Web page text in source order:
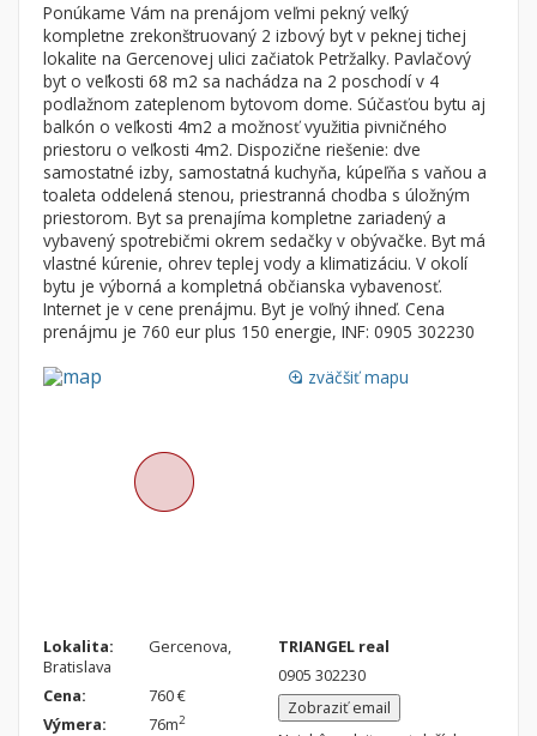
Lokalita
×
×
Bratislavský (kraj)
Byt
Garsónky
Dvojgarsónky
1-izbové
2-izbové
3-izbové
Dom
Vila
Chalupa
Stavebné pozemky
Bývanie a rekreácia
Nebytové priestory Filtre
Ponúkame Vám na prenájom veľmi pekný veľký
kompletne zrekonštruovaný 2 izbový byt v peknej tichej
lokalite na Gercenovej ulici začiatok Petržalky. Pavlačový
byt o veľkosti 68 m2 sa nachádza na 2 poschodí v 4
podlažnom zateplenom bytovom dome. Súčasťou bytu aj
balkón o veľkosti 4m2 a možnosť využitia pivničného
priestoru o veľkosti 4m2. Dispozične riešenie: dve
samostatné izby, samostatná kuchyňa, kúpeľňa s vaňou a
toaleta oddelená stenou, priestranná chodba s úložným
priestorom. Byt sa prenajíma kompletne zariadený a
vybavený spotrebičmi okrem sedačky v obývačke. Byt má
vlastné kúrenie, ohrev teplej vody a klimatizáciu. V okolí
bytu je výborná a kompletná občianska vybavenosť.
Internet je v cene prenájmu. Byt je voľný ihneď. Cena
prenájmu je 760 eur plus 150 energie, INF: 0905 302230
loupe zväčšiť mapu
Lokalita:
Gercenova,
Bratislava
Cena:
760 €
Výmera:
76m2
TRIANGEL real
0905 302230
Zobraziť email